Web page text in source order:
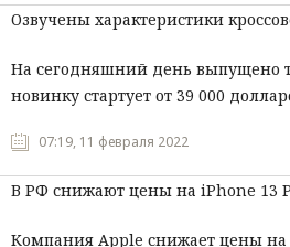
Озвучены характеристики
На сегодняшний день выпущено
новинку стартует от 39 000
07:19, 11 февраля 2022
В РФ снижают цены на iPhone 13
Компания Apple снижает цены